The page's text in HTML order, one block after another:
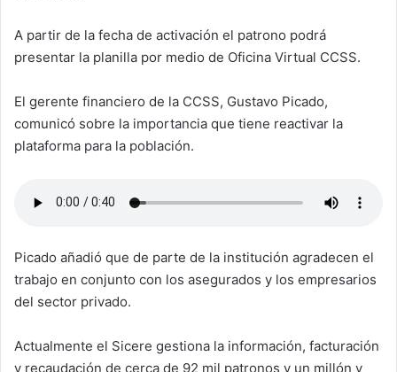
A partir de la fecha de activación el patrono podrá
presentar la planilla por medio de Oficina Virtual CCSS.
El gerente financiero de la CCSS, Gustavo Picado,
comunicó sobre la importancia que tiene reactivar la
plataforma para la población.
Picado añadió que de parte de la institución agradecen el
trabajo en conjunto con los asegurados y los empresarios
del sector privado.
Actualmente el Sicere gestiona la información, facturación
y recaudación de cerca de 92 mil patronos y un millón y